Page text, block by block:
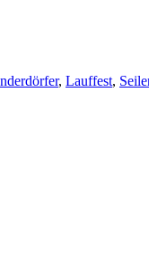
, Lauffest,